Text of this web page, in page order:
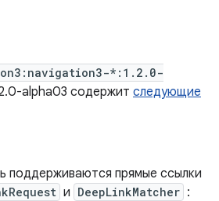
*:1.2.0-
alpha03 содержит следующие
поддерживаются прямые ссылки
и DeepLinkMatcher :